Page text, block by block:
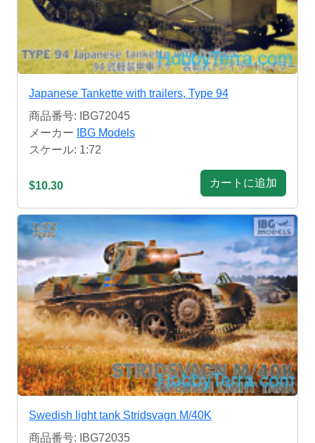
Japanese Tankette with trailers, Type 94
商品番号: IBG72045
メーカー
IBG Models
スケール: 1:72
$10.30 カートに追加
Swedish light tank Stridsvagn M/40K
商品番号: IBG72035